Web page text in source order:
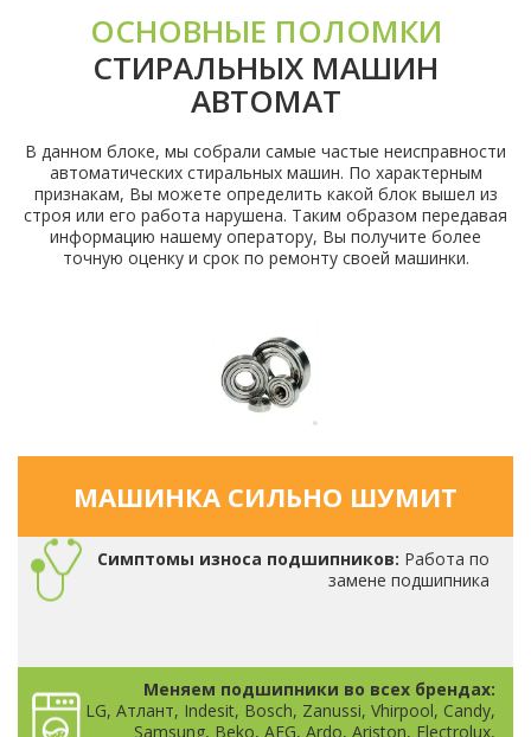
ОСНОВНЫЕ ПОЛОМКИ
СТИРАЛЬНЫХ МАШИН
АВТОМАТ
В данном блоке, мы собрали самые частые неисправности
автоматических стиральных машин. По характерным
признакам, Вы можете определить какой блок вышел из
строя или его работа нарушена. Таким образом передавая
информацию нашему оператору, Вы получите более
точную оценку и срок по ремонту своей машинки.
МАШИНКА СИЛЬНО ШУМИТ
Симптомы износа подшипников: Работа по
замене подшипника
Меняем подшипники во всех брендах:
LG, Атлант, Indesit, Bosch, Zanussi, Vhirpool, Candy,
Samsung, Beko, AEG, Ardo, Ariston, Electrolux,